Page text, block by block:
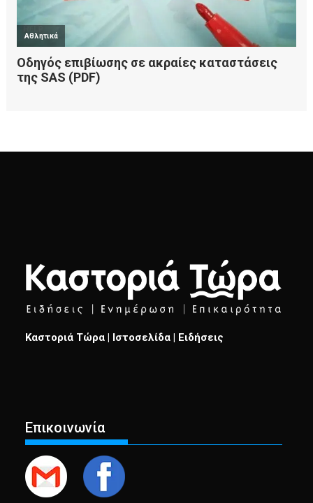
Καστοριά Τώρα | Ιστοσελίδα | Ειδήσεις
Επικοινωνία